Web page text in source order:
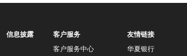
信息披露
客户服务
客户服务中心
友情链接
华夏银行